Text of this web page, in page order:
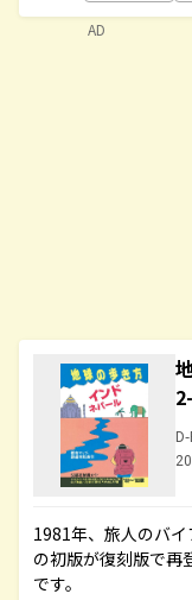
1981年、旅人のバ
の初版が復刻版で
です。
AD